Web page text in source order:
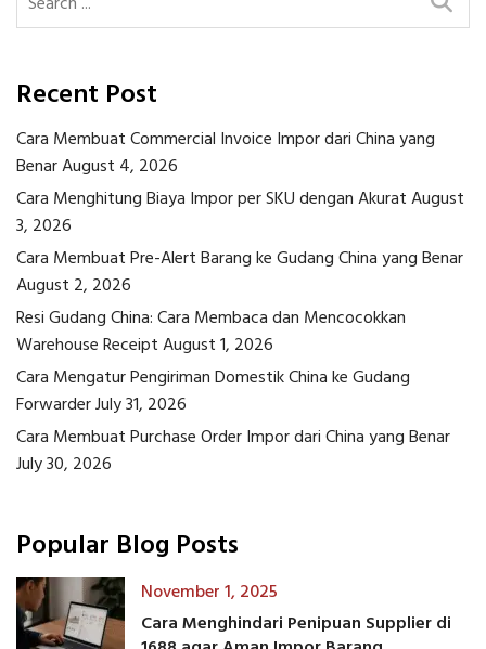
Recent Post
Cara Membuat Commercial Invoice Impor dari China yang
BenarAugust 4, 2026
Cara Menghitung Biaya Impor per SKU dengan AkuratAugust
3, 2026
Cara Membuat Pre-Alert Barang ke Gudang China yang Benar
August 2, 2026
Resi Gudang China: Cara Membaca dan Mencocokkan
Warehouse ReceiptAugust 1, 2026
Cara Mengatur Pengiriman Domestik China ke Gudang
ForwarderJuly 31, 2026
Cara Membuat Purchase Order Impor dari China yang Benar
July 30, 2026
Popular Blog Posts
November 1, 2025
Cara Menghindari Penipuan Supplier di